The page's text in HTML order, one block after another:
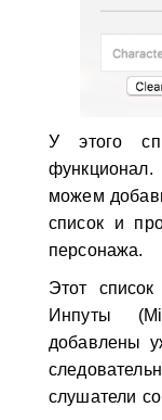
У этого
можем
список и
персонажа.
Этот
Инпуты
добавлены
слушатели